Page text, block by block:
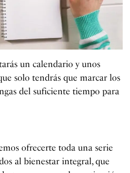
un calendario y unos
solo tendrás que marcar los
del suficiente tiempo para
ofrecerte toda una serie
al bienestar integral, que